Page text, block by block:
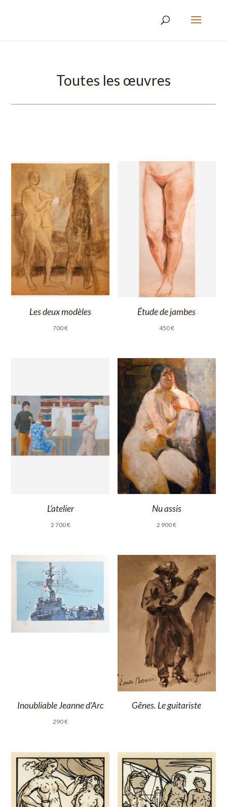
Toutes les œuvres
Les deux modèles
700€
Étude de jambes
450€
L’atelier
2 700€
Nu assis
2 900€
Inoubliable Jeanne d’Arc
290€
Gênes. Le guitariste